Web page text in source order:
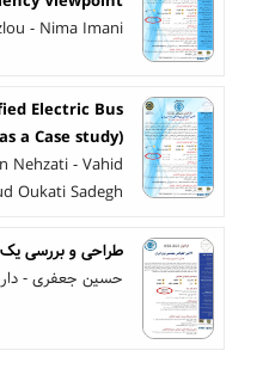
- Nima Imani
Electric Bus
a Case study)
Nehzati - Vahid
Oukati Sadegh
طراحی و بررسی یک
حسین جعفری -